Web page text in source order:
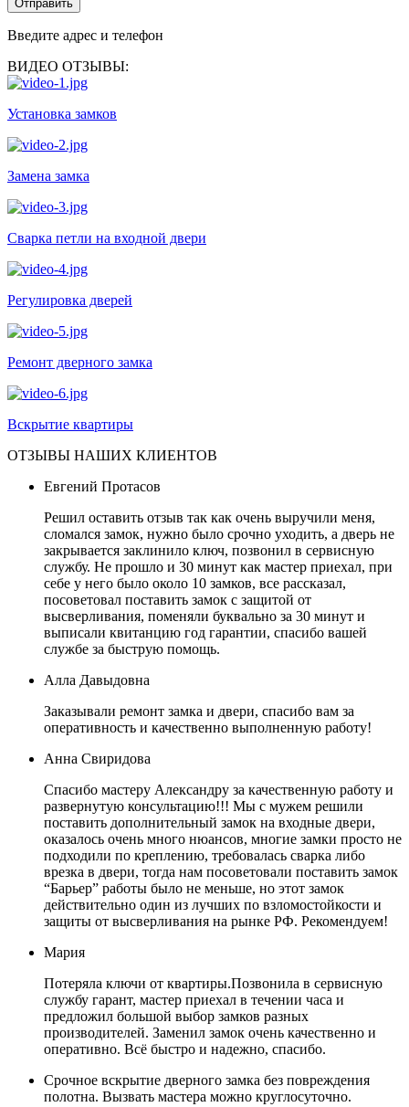
Отправить
Введите адрес и телефон
ВИДЕО ОТЗЫВЫ:
Установка замков
Замена замка
Сварка петли на входной двери
Регулировка дверей
Ремонт дверного замка
Вскрытие квартиры
ОТЗЫВЫ НАШИХ КЛИЕНТОВ
Евгений Протасов
Решил оставить отзыв так как очень выручили меня,
сломался замок, нужно было срочно уходить, а дверь не
закрывается заклинило ключ, позвонил в сервисную
службу. Не прошло и 30 минут как мастер приехал, при
себе у него было около 10 замков, все рассказал,
посоветовал поставить замок с защитой от
высверливания, поменяли буквально за 30 минут и
выписали квитанцию год гарантии, спасибо вашей
службе за быструю помощь.
Алла Давыдовна
Заказывали ремонт замка и двери, спасибо вам за
оперативность и качественно выполненную работу!
Анна Свиридова
Спасибо мастеру Александру за качественную работу и
развернутую консультацию!!! Мы с мужем решили
поставить дополнительный замок на входные двери,
оказалось очень много нюансов, многие замки просто не
подходили по креплению, требовалась сварка либо
врезка в двери, тогда нам посоветовали поставить замок
“Барьер” работы было не меньше, но этот замок
действительно один из лучших по взломостойкости и
защиты от высверливания на рынке РФ. Рекомендуем!
Мария
Потеряла ключи от квартиры.Позвонила в сервисную
службу гарант, мастер приехал в течении часа и
предложил большой выбор замков разных
производителей. Заменил замок очень качественно и
оперативно. Всё быстро и надежно, спасибо.
Срочное вскрытие дверного замка без повреждения
полотна. Вызвать мастера можно круглосуточно.